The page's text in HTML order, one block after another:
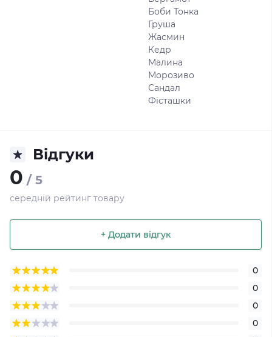
Боби Тонка
Груша
Жасмин
Кедр
Малина
Морозиво
Сандал
Фісташки
Відгуки
0 / 5
середній рейтинг товару
+ Додати відгук
0
0
0
0